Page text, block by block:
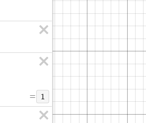
= 1